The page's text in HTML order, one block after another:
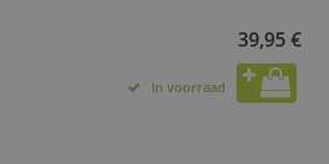
39,95 €
In voorraad